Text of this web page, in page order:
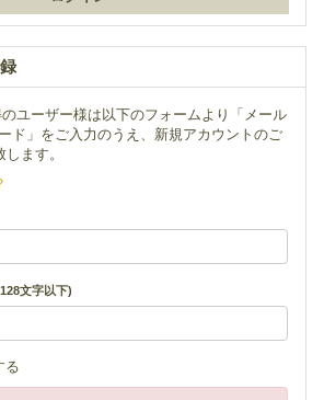
ユーザー様は以下のフォームより「メール
ド」をご入力のうえ、新規アカウントのご
ます。
文字以下)
る